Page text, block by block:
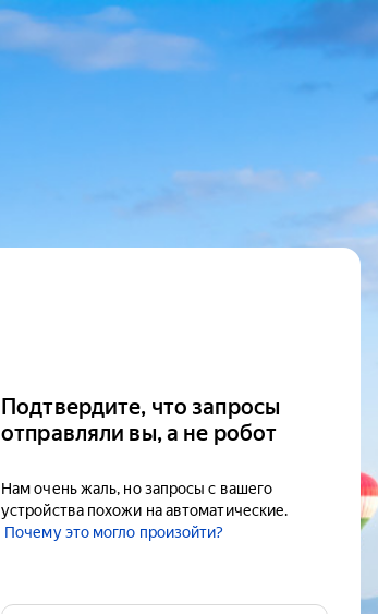
Подтвердите, что запросы
отправляли вы, а не робот
Нам очень жаль, но запросы с вашего
устройства похожи на автоматические.
Почему это могло произойти?